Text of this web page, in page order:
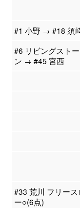
#1 小野 → #18 須
#6 リビングストー
ン → #45 宮西
#33 荒川 フリース
ー○(6点)